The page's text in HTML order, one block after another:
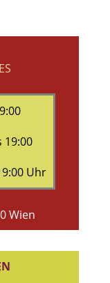
19:00
Uhr
Wien